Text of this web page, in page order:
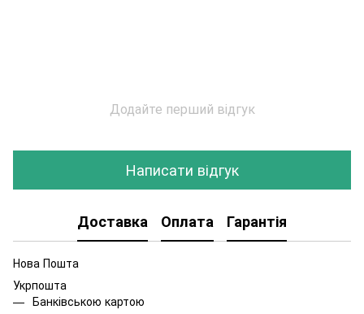
Додайте перший відгук
Написати відгук
Доставка Оплата Гарантія
Нова Пошта
Укрпошта
Банківською картою